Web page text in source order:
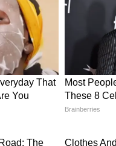
লেফটেন্যান্ট
ভূখণ্ডে দায়িত্ব পালন
অধিষ্ঠিত ছিলেন।
সময় তিনি ১৬
১৬৮ ইনফ্যান্ট্রি
১৭ মাউন্টেন
বাহিনী বা